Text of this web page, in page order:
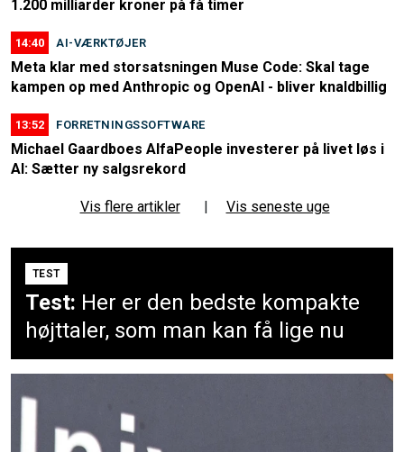
1.200 milliarder kroner på få timer
14:40 AI-VÆRKTØJER
Meta klar med storsatsningen Muse Code: Skal tage
kampen op med Anthropic og OpenAI - bliver knaldbillig
13:52 FORRETNINGSSOFTWARE
Michael Gaardboes AlfaPeople investerer på livet løs i
AI: Sætter ny salgsrekord
Vis flere artikler | Vis seneste uge
TEST
Test: Her er den bedste kompakte
højttaler, som man kan få lige nu